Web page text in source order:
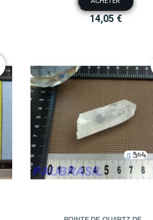
14,05 €